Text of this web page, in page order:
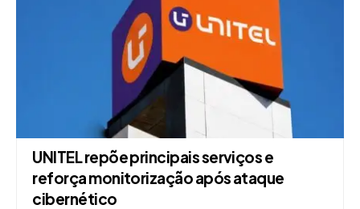
UNITEL repõe principais serviços e
reforça monitorização após ataque
cibernético